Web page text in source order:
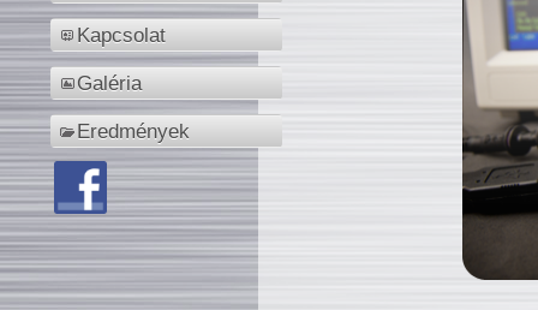
Kapcsolat
Galéria
Eredmények